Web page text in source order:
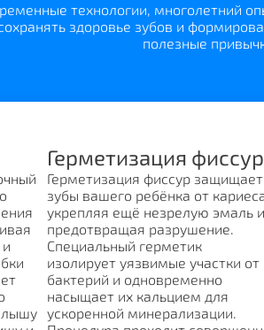
технологии, многолетний
здоровье зубов и
полезные
Герметизация фиссур
Герметизация фиссур защищает
зубы вашего ребёнка от
укрепляя ещё незрелую эмаль и
предотвращая разрушение.
Специальный герметик
изолирует уязвимые участки от
бактерий и одновременно
насыщает их кальцием для
ускоренной минерализации.